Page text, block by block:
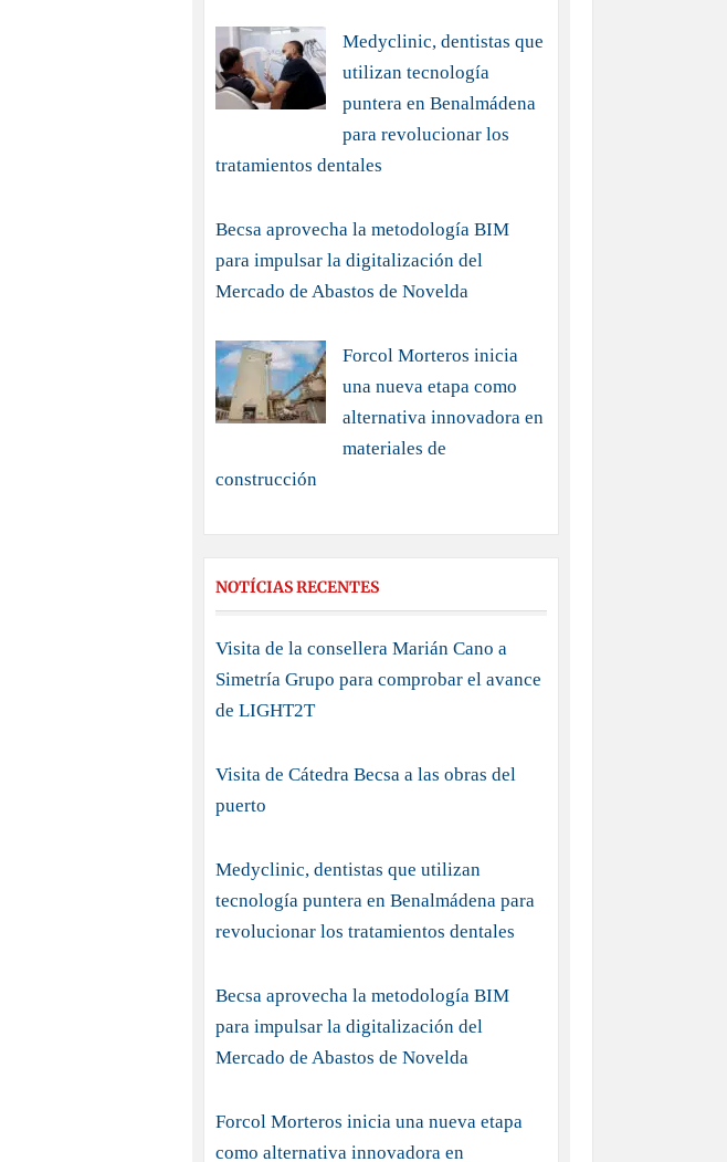
Medyclinic, dentistas que
utilizan tecnología
puntera en Benalmádena
para revolucionar los
tratamientos dentales
Becsa aprovecha la metodología BIM
para impulsar la digitalización del
Mercado de Abastos de Novelda
Forcol Morteros inicia
una nueva etapa como
alternativa innovadora en
materiales de
construcción
NOTÍCIAS RECENTES
Visita de la consellera Marián Cano a
Simetría Grupo para comprobar el avance
de LIGHT2T
Visita de Cátedra Becsa a las obras del
puerto
Medyclinic, dentistas que utilizan
tecnología puntera en Benalmádena para
revolucionar los tratamientos dentales
Becsa aprovecha la metodología BIM
para impulsar la digitalización del
Mercado de Abastos de Novelda
Forcol Morteros inicia una nueva etapa
como alternativa innovadora en